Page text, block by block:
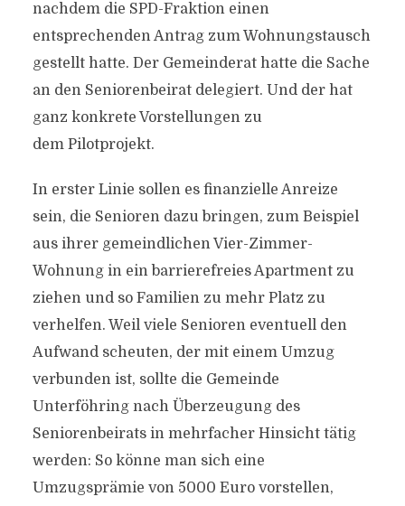
nachdem die SPD-Fraktion einen
entsprechenden Antrag zum Wohnungstausch
gestellt hatte. Der Gemeinderat hatte die Sache
an den Seniorenbeirat delegiert. Und der hat
ganz konkrete Vorstellungen zu
dem Pilotprojekt.
In erster Linie sollen es finanzielle Anreize
sein, die Senioren dazu bringen, zum Beispiel
aus ihrer gemeindlichen Vier-Zimmer-
Wohnung in ein barrierefreies Apartment zu
ziehen und so Familien zu mehr Platz zu
verhelfen. Weil viele Senioren eventuell den
Aufwand scheuten, der mit einem Umzug
verbunden ist, sollte die Gemeinde
Unterföhring nach Überzeugung des
Seniorenbeirats in mehrfacher Hinsicht tätig
werden: So könne man sich eine
Umzugsprämie von 5000 Euro vorstellen,